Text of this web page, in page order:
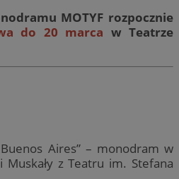
MOTYF rozpocznie
do 20 marca w Teatrze
Aires” – monodram w
Muskały z Teatru im. Stefana